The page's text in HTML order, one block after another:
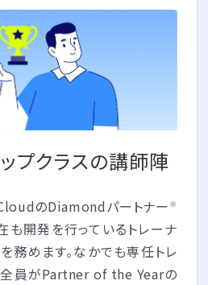
プクラスの講師陣
のDiamondパートナー ※
も開発を行っているトレーナ
務めます。なかでも専任トレ
員がPartner of the Yearの